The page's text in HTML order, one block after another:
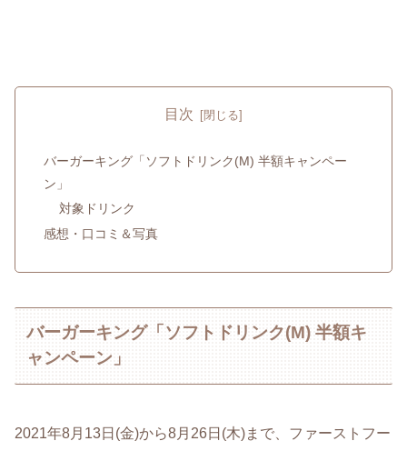
目次
バーガーキング「ソフトドリンク(M) 半額キャンペー
ン」
対象ドリンク
感想・口コミ＆写真
バーガーキング「ソフトドリンク(M) 半額キ
ャンペーン」
2021年8月13日(金)から8月26日(木)まで、ファーストフー